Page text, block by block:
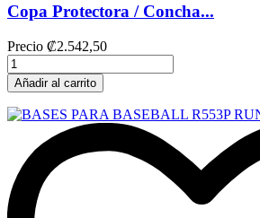
Copa Protectora / Concha...
Precio ₡2.542,50
Añadir al carrito